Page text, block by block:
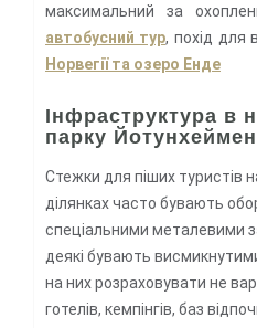
максимальний за
автобусний тур, похід для
Норвегії та озеро Енде
Інфраструктура в
парку Йотунхеймен
Стежки для піших туристів
ділянках часто бувають
спеціальними металевими
деякі бувають
на них розраховувати не
готелів, кемпінгів, баз